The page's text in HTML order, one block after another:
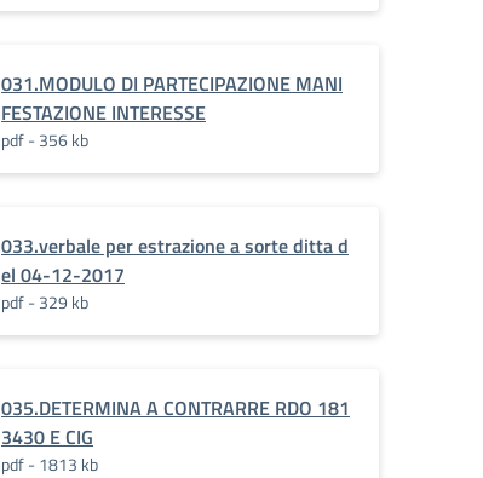
031.MODULO DI PARTECIPAZIONE MANI
FESTAZIONE INTERESSE
pdf - 356 kb
033.verbale per estrazione a sorte ditta d
el 04-12-2017
pdf - 329 kb
035.DETERMINA A CONTRARRE RDO 181
3430 E CIG
pdf - 1813 kb